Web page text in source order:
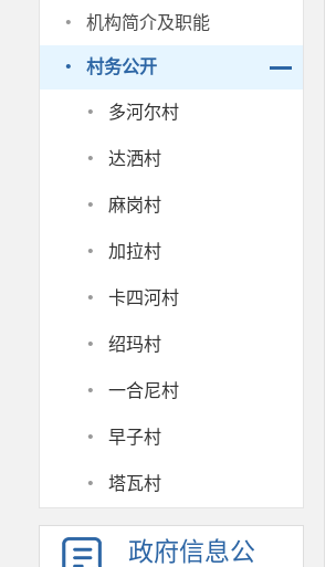
· 机构简介及职能
· 村务公开
· 多河尔村
· 达洒村
· 麻岗村
· 加拉村
· 卡四河村
· 绍玛村
· 一合尼村
· 早子村
· 塔瓦村
政府信息公